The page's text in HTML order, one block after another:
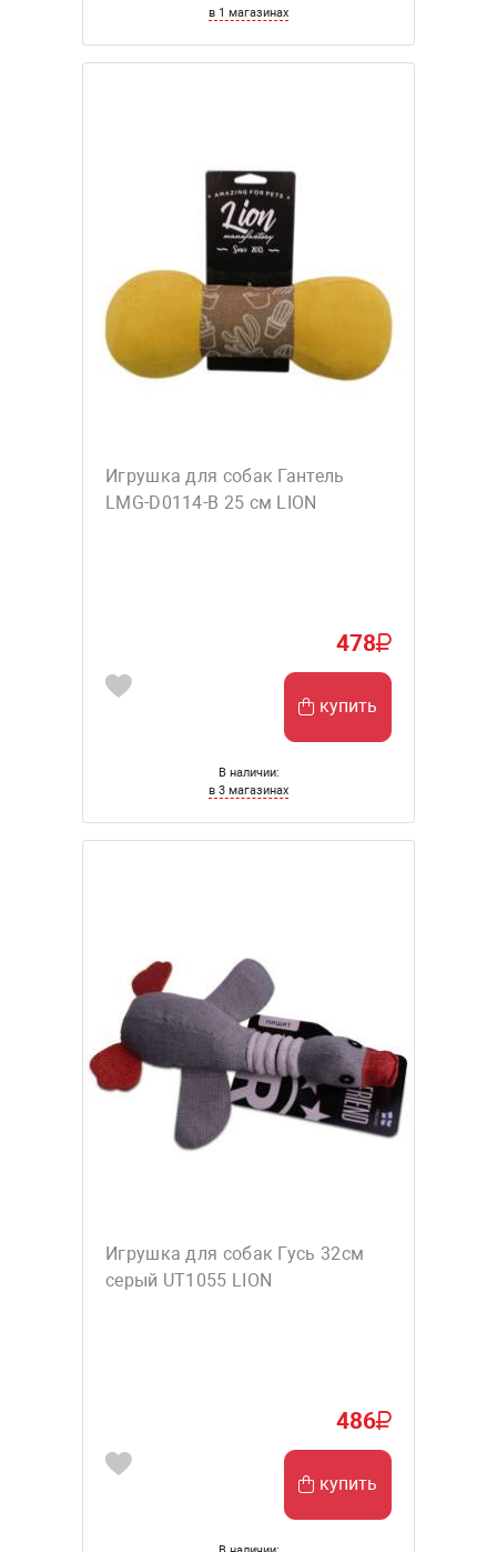
в 1 магазинах
Игрушка для собак Гантель
LMG-D0114-B 25 см LION
478
купить
В наличии:
в 3 магазинах
Игрушка для собак Гусь 32см
серый UT1055 LION
486
купить